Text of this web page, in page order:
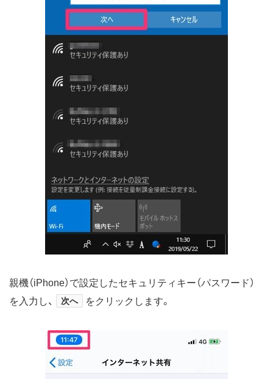
親機（iPhone）で設定したセキュリティキー（パスワード）
を入力し、
次へ をクリックします。